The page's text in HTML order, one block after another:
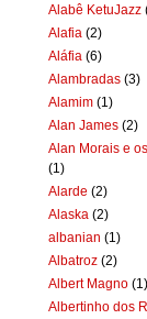
Alabê KetuJazz
Alafia (2)
Aláfia (6)
Alambradas (3)
Alamim (1)
Alan James (2)
Alan Morais e
(1)
Alarde (2)
Alaska (2)
albanian (1)
Albatroz (2)
Albert Magno (1)
Albertinho dos